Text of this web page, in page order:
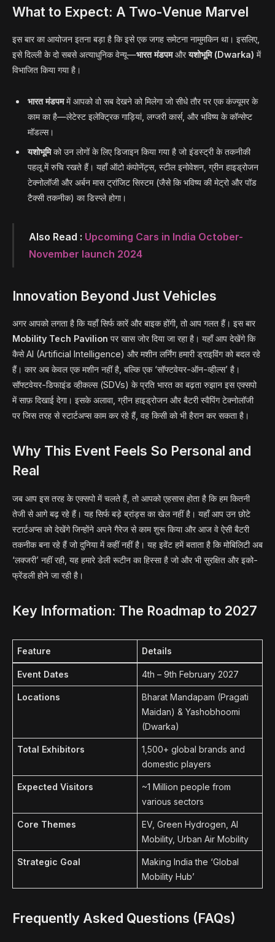
What to Expect: A Two-Venue Marvel
इस बार का आयोजन इतना बड़ा है कि इसे एक जगह समेटना नामुमकिन था। इसलिए,
इसे दिल्ली के दो सबसे अत्याधुनिक वेन्यू—भारत मंडपमऔरयशोभूमि (Dwarka) में
विभाजित किया गया है।
भारत मंडपममें आपको वो सब देखने को मिलेगा जो सीधे तौर पर एक कंज्यूमर के
काम का है—लेटेस्ट इलेक्ट्रिक गाड़ियां, लग्जरी कार्स, और भविष्य के कॉन्सेप्ट
मॉडल्स।
यशोभूमिको उन लोगों के लिए डिजाइन किया गया है जो इंडस्ट्री के तकनीकी
पहलू में रुचि रखते हैं। यहाँ ऑटो कंपोनेंट्स, स्टील इनोवेशन, ग्रीन हाइड्रोजन
टेक्नोलॉजी और अर्बन मास ट्रांजिट सिस्टम (जैसे कि भविष्य की मेट्रो और पॉड
टैक्सी तकनीक) का डिस्प्ले होगा।
Also Read : Upcoming Cars in India October-
November launch 2024
Innovation Beyond Just Vehicles
अगर आपको लगता है कि यहाँ सिर्फ कारें और बाइक होंगी, तो आप गलत हैं। इस बार
Mobility Tech Pavilion पर खास जोर दिया जा रहा है। यहाँ आप देखेंगे कि
कैसे AI (Artificial Intelligence) और मशीन लर्निंग हमारी ड्राइविंग को बदल रहे
हैं। कार अब केवल एक मशीन नहीं है, बल्कि एक ‘सॉफ्टवेयर-ऑन-व्हील्स’ है।
सॉफ्टवेयर-डिफाइंड व्हीकल्स (SDVs) के प्रति भारत का बढ़ता रुझान इस एक्सपो
में साफ़ दिखाई देगा। इसके अलावा, ग्रीन हाइड्रोजन और बैटरी स्वैपिंग टेक्नोलॉजी
पर जिस तरह से स्टार्टअप्स काम कर रहे हैं, वह किसी को भी हैरान कर सकता है।
Why This Event Feels So Personal and
Real
जब आप इस तरह के एक्सपो में चलते हैं, तो आपको एहसास होता है कि हम कितनी
तेजी से आगे बढ़ रहे हैं। यह सिर्फ बड़े ब्रांड्स का खेल नहीं है। यहाँ आप उन छोटे
स्टार्टअप्स को देखेंगे जिन्होंने अपने गैरेज से काम शुरू किया और आज वे ऐसी बैटरी
तकनीक बना रहे हैं जो दुनिया में कहीं नहीं है। यह इवेंट हमें बताता है कि मोबिलिटी अब
‘लक्जरी’ नहीं रही, यह हमारे डेली रूटीन का हिस्सा है जो और भी सुरक्षित और इको-
फ्रेंडली होने जा रही है।
Key Information: The Roadmap to 2027
Feature Details
Event Dates 4th – 9th February 2027
Locations
Bharat Mandapam (Pragati
Maidan) & Yashobhoomi
(Dwarka)
Total Exhibitors
1,500+ global brands and
domestic players
Expected Visitors
~1 Million people from
various sectors
Core Themes
EV, Green Hydrogen, AI
Mobility, Urban Air Mobility
Strategic Goal
Making India the ‘Global
Mobility Hub’
Frequently Asked Questions (FAQs)